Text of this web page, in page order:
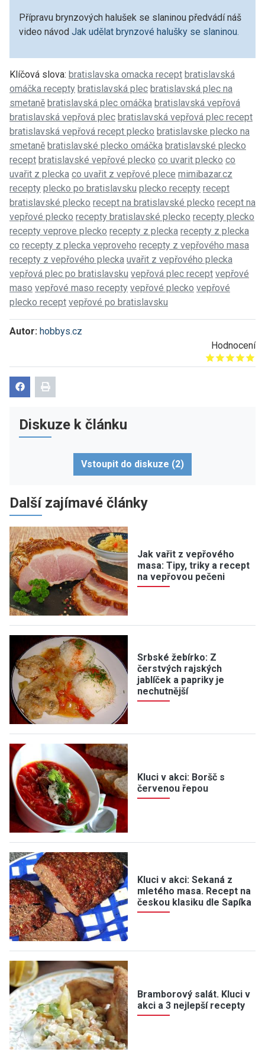
Přípravu brynzových halušek se slaninou předvádí náš
video návod Jak udělat brynzové halušky se slaninou.
Klíčová slova: bratislavska omacka recept bratislavská
omáčka recepty bratislavská plec bratislavská plec na
smetaně bratislavská plec omáčka bratislavská vepřová
bratislavská vepřová plec bratislavská vepřová plec recept
bratislavská vepřová recept plecko bratislavske plecko na
smetaně bratislavské plecko omáčka bratislavské plecko
recept bratislavské vepřové plecko co uvarit plecko co
uvařit z plecka co uvařit z vepřové plece mimibazar.cz
recepty plecko po bratislavsku plecko recepty recept
bratislavské plecko recept na bratislavské plecko recept na
vepřové plecko recepty bratislavské plecko recepty plecko
recepty veprove plecko recepty z plecka recepty z plecka
co recepty z plecka veproveho recepty z vepřového masa
recepty z vepřového plecka uvařit z vepřového plecka
vepřová plec po bratislavsku vepřová plec recept vepřové
maso vepřové maso recepty vepřové plecko vepřové
plecko recept vepřové po bratislavsku
Autor: hobbys.cz
Hodnocení
Give it 1/5
Give it 2/5
Give it 3/5
Give it 4/5
Give it 5/5
Diskuze k článku
Vstoupit do diskuze (2)
Další zajímavé články
Jak vařit z vepřového
masa: Tipy, triky a recept
na vepřovou pečeni
Srbské žebírko: Z
čerstvých rajských
jablíček a papriky je
nechutnější
Kluci v akci: Boršč s
červenou řepou
Kluci v akci: Sekaná z
mletého masa. Recept na
českou klasiku dle Sapíka
Bramborový salát. Kluci v
akci a 3 nejlepší recepty